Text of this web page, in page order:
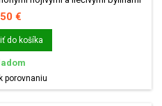
ako všeobecný posilňujúci a
života", je už po dlhý čas tradične
spektra porúch vrátane chorôb.
€
do košíka
porovnaniu